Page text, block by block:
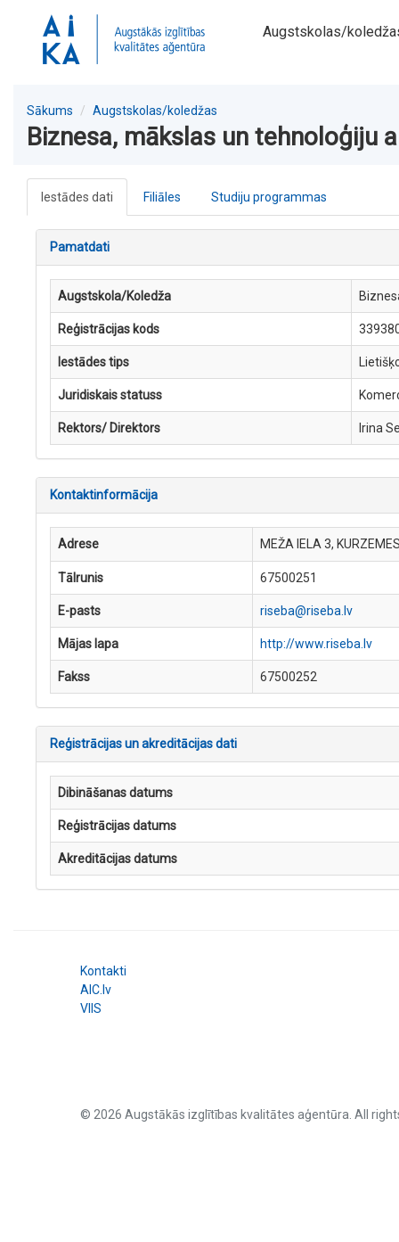
Augstskolas/
Sākums Augstskolas/koledžas
Biznesa, mākslas un tehnoloģiju
Iestādes dati Filiāles Studiju programmas
Pamatdati
Augstskola/Koledža
Reģistrācijas kods
Iestādes tips
Juridiskais statuss
Rektors/ Direktors Irina
Kontaktinformācija
Adrese MEŽA IELA 3,
Tālrunis 67500251
E-pasts riseba@riseba.lv
Mājas lapa http://www.riseba.lv
Fakss 67500252
Reģistrācijas un akreditācijas dati
Dibināšanas datums
Reģistrācijas datums
Akreditācijas datums
Kontakti
AIC.lv
VIIS
© 2026 Augstākās izglītības kvalitātes aģentūra. All